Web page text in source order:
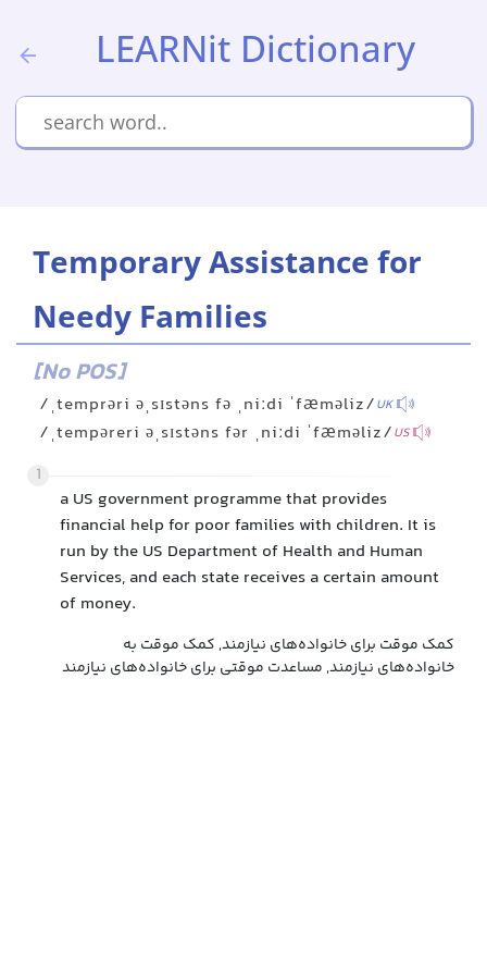
LEARNit Dictionary
Temporary Assistance for
Needy Families
[No POS]
/ˌtemprəri əˌsɪstəns fə ˌniːdi ˈfæməliz/UK
/ˌtempəreri əˌsɪstəns fər ˌniːdi ˈfæməliz/US
1
a US government programme that provides
financial help for poor families with children. It is
run by the US Department of Health and Human
Services, and each state receives a certain amount
of money.
کمک موقت برای خانواده‌های نیازمند, کمک موقت به
خانواده‌های نیازمند, مساعدت موقتی برای خانواده‌های نیازمند